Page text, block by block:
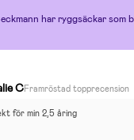
har ryggsäckar som
CFramröstad topprecension
för min 2,5 åring